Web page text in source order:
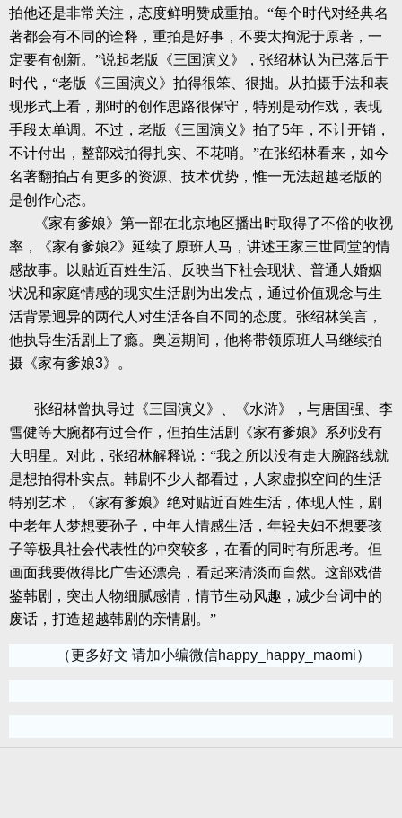
拍他还是非常关注，态度鲜明赞成重拍。“每个时代对经典名
著都会有不同的诠释，重拍是好事，不要太拘泥于原著，一
定要有创新。”说起老版《三国演义》，张绍林认为已落后于
时代，“老版《三国演义》拍得很笨、很拙。从拍摄手法和表
现形式上看，那时的创作思路很保守，特别是动作戏，表现
手段太单调。不过，老版《三国演义》拍了5年，不计开销，
不计付出，整部戏拍得扎实、不花哨。”在张绍林看来，如今
名著翻拍占有更多的资源、技术优势，惟一无法超越老版的
是创作心态。
《家有爹娘》第一部在北京地区播出时取得了不俗的收视
率，《家有爹娘2》延续了原班人马，讲述王家三世同堂的情
感故事。以贴近百姓生活、反映当下社会现状、普通人婚姻
状况和家庭情感的现实生活剧为出发点，通过价值观念与生
活背景迥异的两代人对生活各自不同的态度。张绍林笑言，
他执导生活剧上了瘾。奥运期间，他将带领原班人马继续拍
摄《家有爹娘3》。
张绍林曾执导过《三国演义》、《水浒》，与唐国强、李
雪健等大腕都有过合作，但拍生活剧《家有爹娘》系列没有
大明星。对此，张绍林解释说：“我之所以没有走大腕路线就
是想拍得朴实点。韩剧不少人都看过，人家虚拟空间的生活
特别艺术，《家有爹娘》绝对贴近百姓生活，体现人性，剧
中老年人梦想要孙子，中年人情感生活，年轻夫妇不想要孩
子等极具社会代表性的冲突较多，在看的同时有所思考。但
画面我要做得比广告还漂亮，看起来清淡而自然。这部戏借
鉴韩剧，突出人物细腻感情，情节生动风趣，减少台词中的
废话，打造超越韩剧的亲情剧。”
（更多好文 请加小编微信happy_happy_maomi）